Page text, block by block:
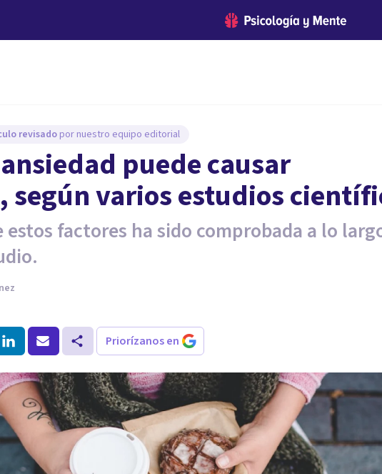
revisado por nuestro equipo editorial
puede causar
según varios estudios
estos factores ha sido comprobada a lo
Priorízanos en